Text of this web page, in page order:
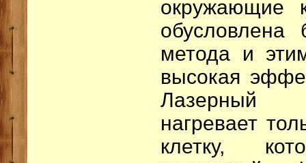
окружающие
обусловлена
метода и
высокая
Лазерный
нагревает
клетку,